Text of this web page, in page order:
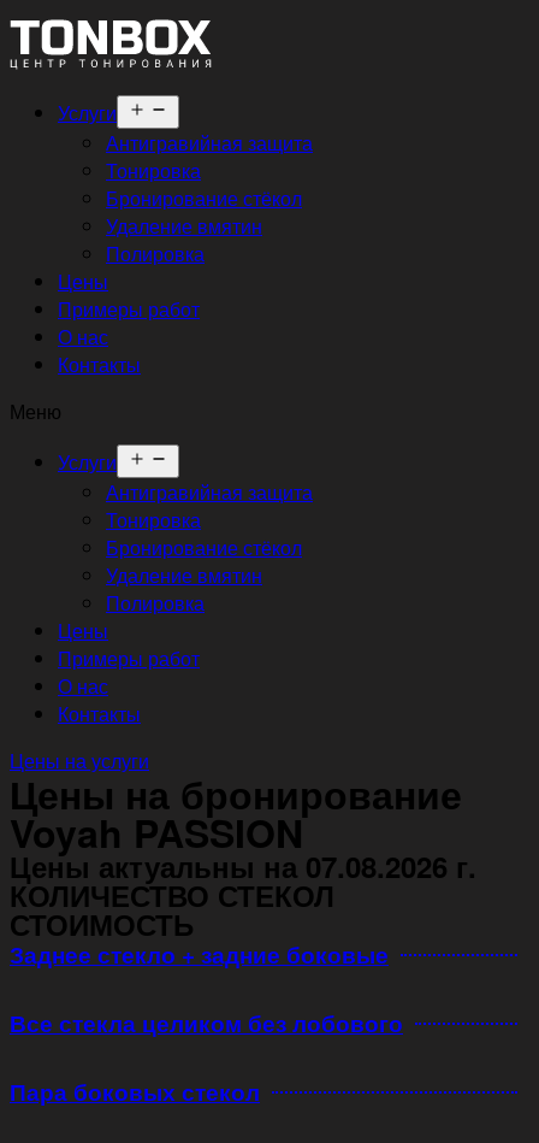
Услуги
меню
Антигравийная защита
Тонировка
Бронирование стёкол
Удаление вмятин
Полировка
Цены
Примеры работ
О нас
Контакты
Меню
Услуги
меню
Антигравийная защита
Тонировка
Бронирование стёкол
Удаление вмятин
Полировка
Цены
Примеры работ
О нас
Контакты
Цены на услуги
Цены на бронирование
Voyah PASSION
Цены актуальны на 07.08.2026 г.
КОЛИЧЕСТВО СТЕКОЛ
СТОИМОСТЬ
Заднее стекло + задние боковые
Все стекла целиком без лобового
Пара боковых стекол